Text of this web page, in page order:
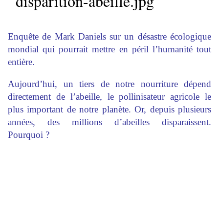
Enquête de Mark Daniels sur un désastre écologique
mondial qui pourrait mettre en péril l’humanité tout
entière.
Aujourd’hui, un tiers de notre nourriture dépend
directement de l’abeille, le pollinisateur agricole le
plus important de notre planète. Or, depuis plusieurs
années, des millions d’abeilles disparaissent.
Pourquoi ?